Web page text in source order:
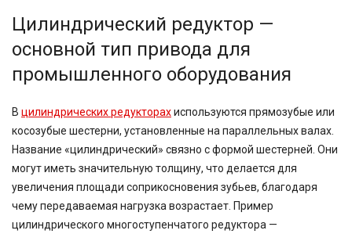
Цилиндрический редуктор —
основной тип привода для
промышленного оборудования
В цилиндрических редукторахиспользуются прямозубые или
косозубые шестерни, установленные на параллельных валах.
Название «цилиндрический» связно с формой шестерней. Они
могут иметь значительную толщину, что делается для
увеличения площади соприкосновения зубьев, благодаря
чему передаваемая нагрузка возрастает. Пример
цилиндрического многоступенчатого редуктора —